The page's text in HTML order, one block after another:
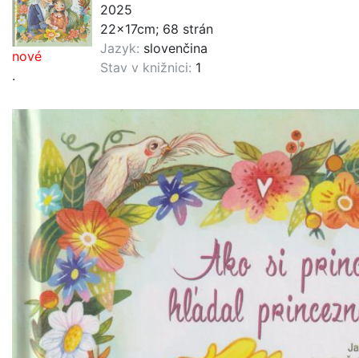
nové
.
2025
22x17cm; 68 strán
Jazyk: slovenčina
Stav v knižnici: 1